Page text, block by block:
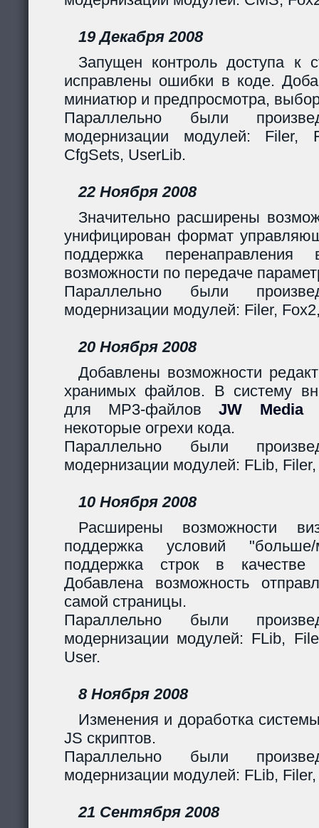
19 Декабря 2008
Запущен контроль доступа к
исправлены ошибки в коде.
миниатюр и предпросмотра,
Параллельно были
модернизации модулей: Filer,
CfgSets, UserLib.
22 Ноября 2008
Значительно расширены
унифицирован формат
поддержка
возможности по передаче
Параллельно были
модернизации модулей: Filer,
20 Ноября 2008
Добавлены возможности
хранимых файлов. В систему
для MP3-файловJW Media
некоторые огрехи кода.
Параллельно были
модернизации модулей: FLib,
10 Ноября 2008
Расширены возможности
поддержка условий
поддержка строк в качестве
Добавлена возможность
самой страницы.
Параллельно были
модернизации модулей: FLib,
User.
8 Ноября 2008
Изменения и доработка
JS скриптов.
Параллельно были
модернизации модулей: FLib,
21 Сентября 2008